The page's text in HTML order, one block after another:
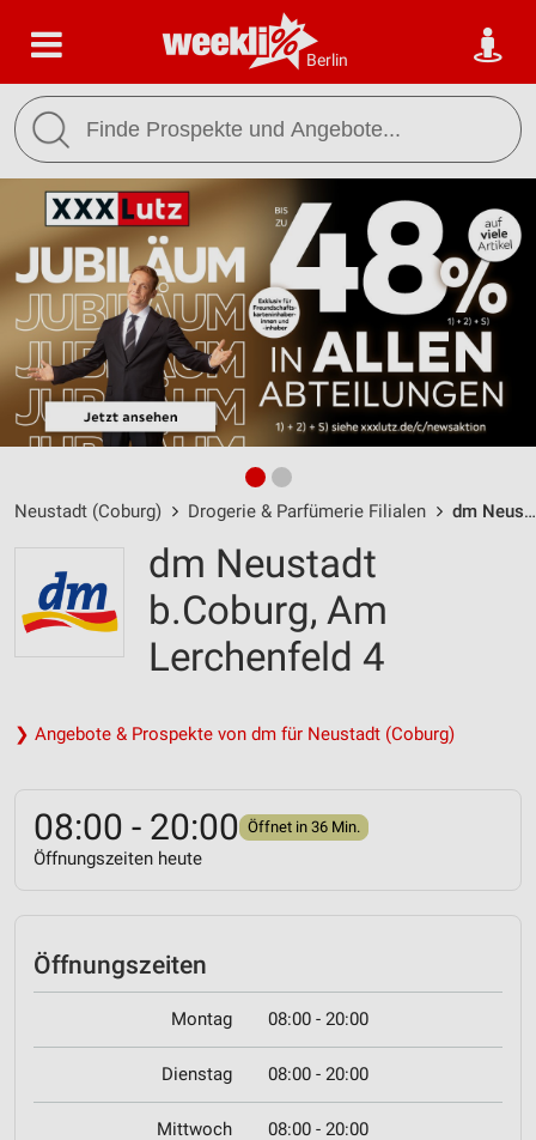
Berlin
Neustadt (Coburg) Drogerie & Parfümerie Filialen dm Neustadt b.Coburg / Am Lerchenfeld 4 - Öffnungszeiten & Adresse
dm Neustadt
b.Coburg, Am
Lerchenfeld 4
❯ Angebote & Prospekte von dm für Neustadt (Coburg)
08:00 - 20:00 Öffnet in 36 Min.
Öffnungszeiten heute
Öffnungszeiten
Montag 08:00 - 20:00
Dienstag 08:00 - 20:00
Mittwoch 08:00 - 20:00